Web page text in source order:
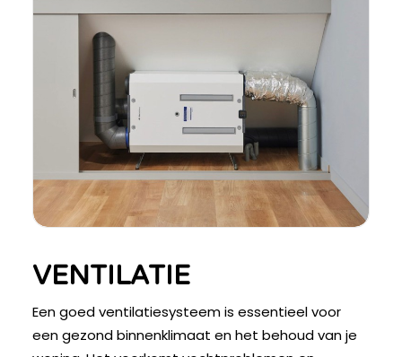
VENTILATIE
Een goed ventilatiesysteem is essentieel voor
een gezond binnenklimaat en het behoud van je